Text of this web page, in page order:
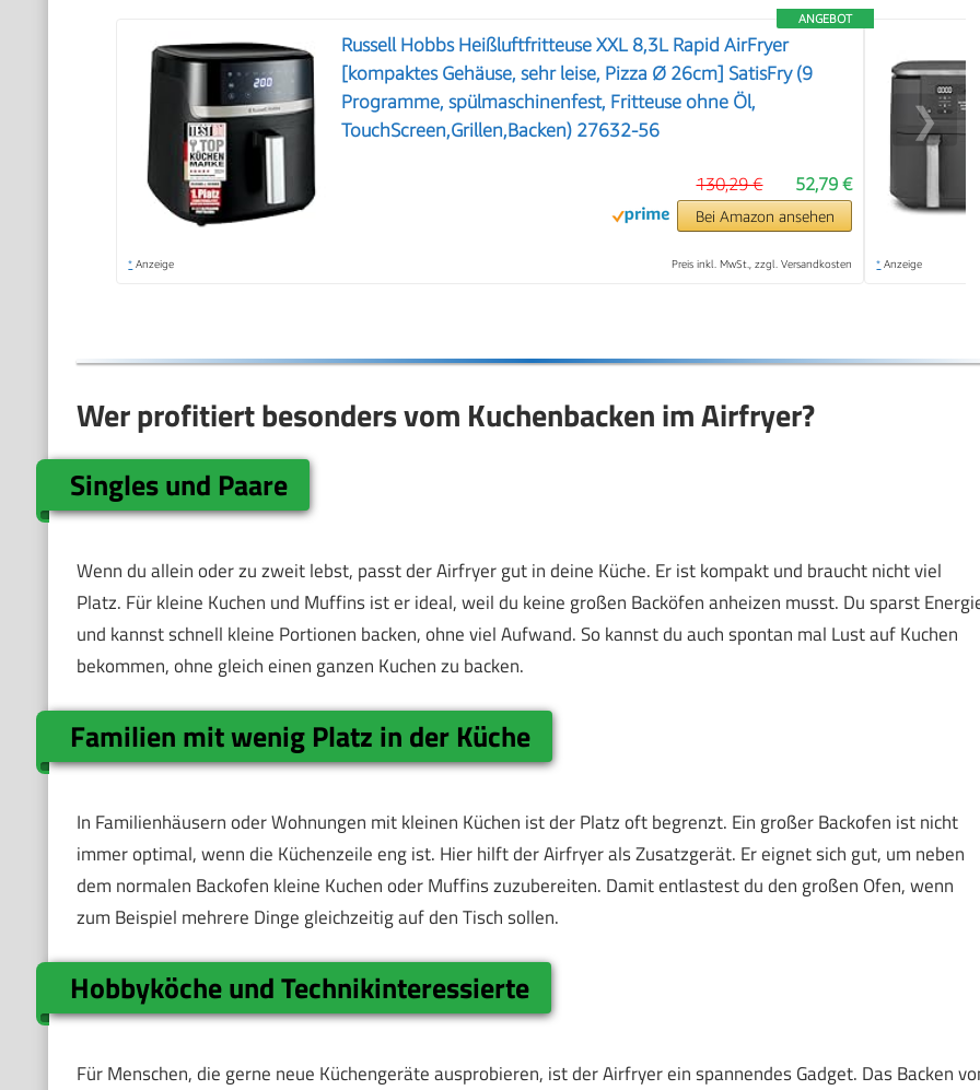
ANGEBOT
Russell Hobbs Heißluftfritteuse XXL 8,3L Rapid AirFryer
[kompaktes Gehäuse, sehr leise, Pizza Ø 26cm] SatisFry (9
Programme, spülmaschinenfest, Fritteuse ohne Öl,
TouchScreen,Grillen,Backen) 27632-56
52,79 €
130,29 €
Bei Amazon ansehen
* Anzeige Preis inkl. MwSt., zzgl. Versandkosten * Anzeige
❯
Wer profitiert besonders vom Kuchenbacken im Airfryer?
Singles und Paare
Wenn du allein oder zu zweit lebst, passt der Airfryer gut in deine Küche. Er ist kompakt und braucht nicht viel
Platz. Für kleine Kuchen und Muffins ist er ideal, weil du keine großen Backöfen anheizen musst. Du sparst
und kannst schnell kleine Portionen backen, ohne viel Aufwand. So kannst du auch spontan mal Lust auf Kuchen
bekommen, ohne gleich einen ganzen Kuchen zu backen.
Familien mit wenig Platz in der Küche
In Familienhäusern oder Wohnungen mit kleinen Küchen ist der Platz oft begrenzt. Ein großer Backofen ist nicht
immer optimal, wenn die Küchenzeile eng ist. Hier hilft der Airfryer als Zusatzgerät. Er eignet sich gut, um neben
dem normalen Backofen kleine Kuchen oder Muffins zuzubereiten. Damit entlastest du den großen Ofen, wenn
zum Beispiel mehrere Dinge gleichzeitig auf den Tisch sollen.
Hobbyköche und Technikinteressierte
Für Menschen, die gerne neue Küchengeräte ausprobieren, ist der Airfryer ein spannendes Gadget. Das Backen